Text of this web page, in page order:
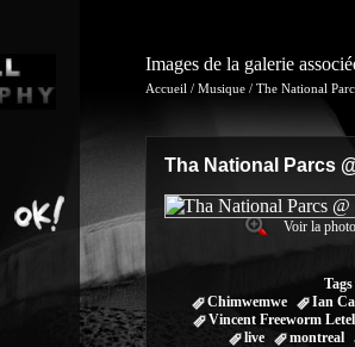
Images de la galerie
Accueil / Musique / The National
Tha National Parcs
Voir la
Chimwemwe
Ian
Vincent Freeworm
live
montreal